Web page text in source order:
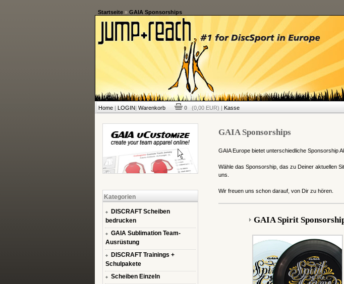
Startseite» GAIA Sponsorships
Home| LOGIN| Warenkorb 0 (0,00 EUR) | Kasse
Kategorien
DISCRAFT Scheiben
bedrucken
GAIA Sublimation Team-
Ausrüstung
DISCRAFT Trainings +
Schulpakete
Scheiben Einzeln
GAIA Sponsorships
GAIA Europe bietet unterschiedliche Sponsorship
Wähle das Sponsorship, das zu Deiner aktuellen
uns.
Wir freuen uns schon darauf, von Dir zu hören.
GAIA Spirit